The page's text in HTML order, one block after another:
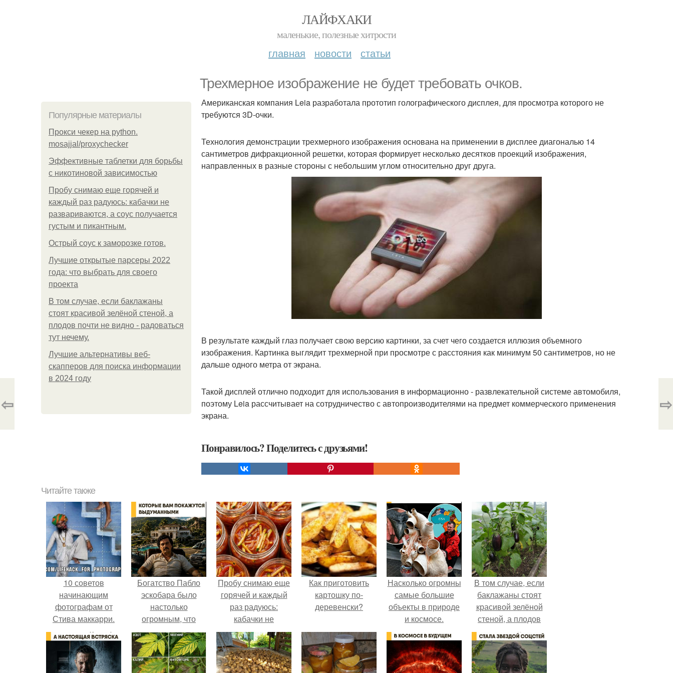
ЛАЙФХАКИ
маленькие, полезные хитрости
главная новости статьи
Трехмерное изображение не будет требовать очков.
Популярные материалы
Прокси чекер на python.
mosajjal/proxychecker
Эффективные таблетки для борьбы
с никотиновой зависимостью
Пробу снимаю еще горячей и
каждый раз радуюсь: кабачки не
развариваются, а соус получается
густым и пикантным.
Острый соус к заморозке готов.
Лучшие открытые парсеры 2022
года: что выбрать для своего
проекта
В том случае, если баклажаны
стоят красивой зелёной стеной, а
плодов почти не видно - радоваться
тут нечему.
Лучшие альтернативы веб-
скапперов для поиска информации
в 2024 году
Американская компания Leia разработала прототип голографического дисплея, для просмотра которого не
требуются 3D-очки.
Технология демонстрации трехмерного изображения основана на применении в дисплее диагональю 14
сантиметров дифракционной решетки, которая формирует несколько десятков проекций изображения,
направленных в разные стороны с небольшим углом относительно друг друга.
В результате каждый глаз получает свою версию картинки, за счет чего создается иллюзия объемного
изображения. Картинка выглядит трехмерной при просмотре с расстояния как минимум 50 сантиметров, но не
дальше одного метра от экрана.
Такой дисплей отлично подходит для использования в информационно - развлекательной системе автомобиля,
поэтому Leia рассчитывает на сотрудничество с автопроизводителями на предмет коммерческого применения
экрана.
Понравилось? Поделитесь с друзьями!
⇦ ⇨
Читайте также
10 советов
начинающим
фотографам от
Стива маккарри.
Богатство Пабло
эскобара было
настолько
огромным, что
многие истории о
нём звучат как
вымысел.
Пробу снимаю еще
горячей и каждый
раз радуюсь:
кабачки не
развариваются, а
соус получается
густым и
пикантным.
Как приготовить
картошку по-
деревенски?
Насколько огромны
самые большие
объекты в природе
и космосе.
В том случае, если
баклажаны стоят
красивой зелёной
стеной, а плодов
почти не видно -
радоваться тут
нечему.